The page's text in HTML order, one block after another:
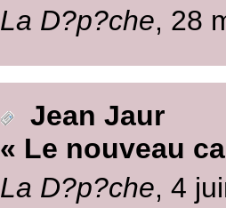
La D?p?che, 28
Jean Jaur
« Le nouveau
La D?p?che, 4